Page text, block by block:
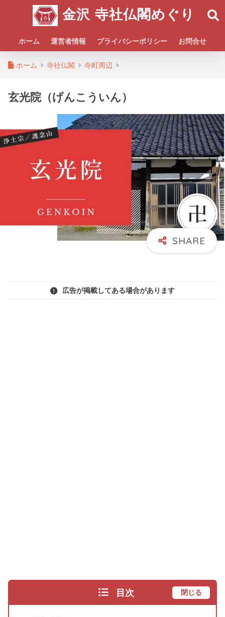
金沢 寺社仏閣めぐり
ホーム 運営者情報 プライバシーポリシー お問合せ
ホーム 寺社仏閣 寺町周辺
玄光院（げんこういん）
広告が掲載してある場合があります
目次 閉じる